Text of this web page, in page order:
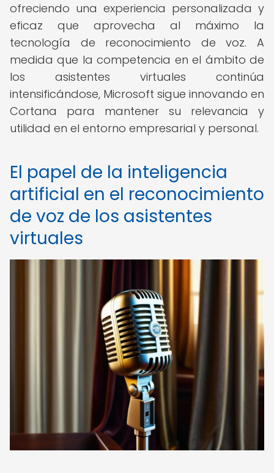
ofreciendo una experiencia personalizada y
eficaz que aprovecha al máximo la
tecnología de reconocimiento de voz. A
medida que la competencia en el ámbito de
los asistentes virtuales continúa
intensificándose, Microsoft sigue innovando en
Cortana para mantener su relevancia y
utilidad en el entorno empresarial y personal.
El papel de la inteligencia
artificial en el reconocimiento
de voz de los asistentes
virtuales